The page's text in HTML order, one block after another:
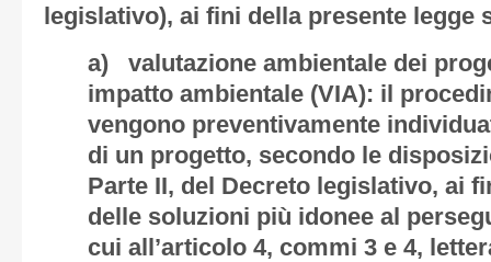
legislativo), ai fini della presente legge
a) valutazione ambientale dei
impatto ambientale (VIA): il
vengono preventivamente
di un progetto, secondo le
Parte II, del Decreto legislativo, ai
delle soluzioni più idonee al
cui all’articolo 4, commi 3 e 4,